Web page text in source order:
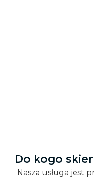
Do kogo
Nasza usługa jest